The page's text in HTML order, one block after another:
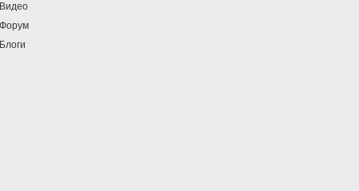
Видео
Форум
Блоги